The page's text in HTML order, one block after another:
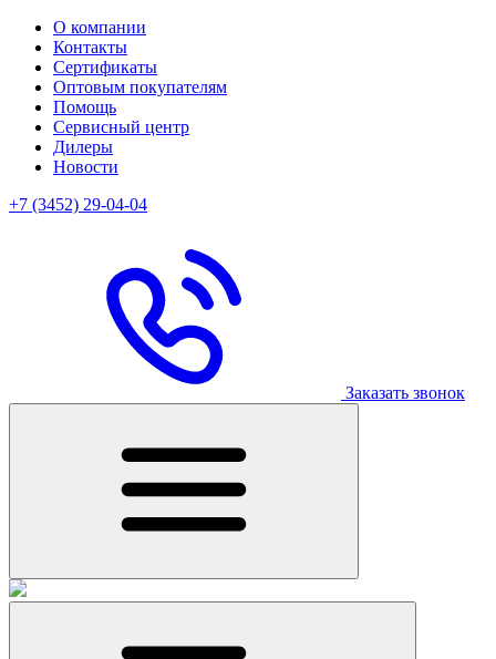
О компании
Контакты
Сертификаты
Оптовым покупателям
Помощь
Сервисный центр
Дилеры
Новости
+7 (3452) 29-04-04
Заказать звонок